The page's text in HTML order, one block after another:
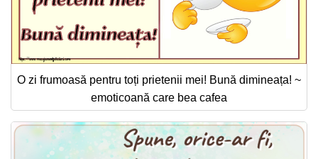
O zi frumoasă pentru toți prietenii mei! Bună dimineața! ~
emoticoană care bea cafea